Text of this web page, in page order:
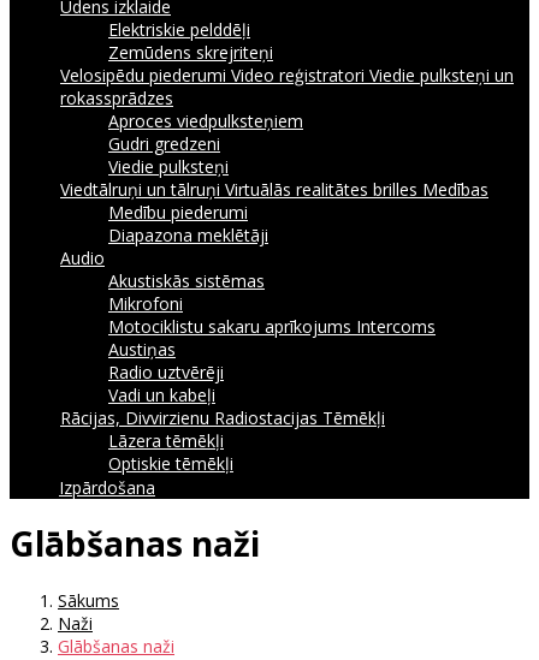
Ūdens izklaide
Elektriskie pelddēļi
Zemūdens skrejriteņi
Velosipēdu piederumi Video reģistratori Viedie pulksteņi un
rokassprādzes
Aproces viedpulksteņiem
Gudri gredzeni
Viedie pulksteņi
Viedtālruņi un tālruņi Virtuālās realitātes brilles Medības
Medību piederumi
Diapazona meklētāji
Audio
Akustiskās sistēmas
Mikrofoni
Motociklistu sakaru aprīkojums Intercoms
Austiņas
Radio uztvērēji
Vadi un kabeļi
Rācijas, Divvirzienu Radiostacijas Tēmēkļi
Lāzera tēmēkļi
Optiskie tēmēkļi
Izpārdošana
Glābšanas naži
Sākums
Naži
Glābšanas naži